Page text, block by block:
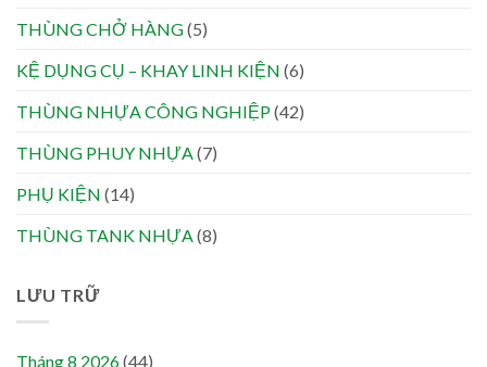
THÙNG CHỞ HÀNG(5)
KỆ DỤNG CỤ – KHAY LINH KIỆN (6)
THÙNG NHỰA CÔNG NGHIỆP(42)
THÙNG PHUY NHỰA(7)
PHỤ KIỆN (14)
THÙNG TANK NHỰA(8)
LƯU TRỮ
Tháng 8 2026(44)